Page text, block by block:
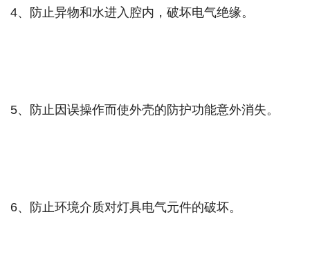
4、防止异物和水进入腔内，破坏电气绝缘。
5、防止因误操作而使外壳的防护功能意外消失。
6、防止环境介质对灯具电气元件的破坏。